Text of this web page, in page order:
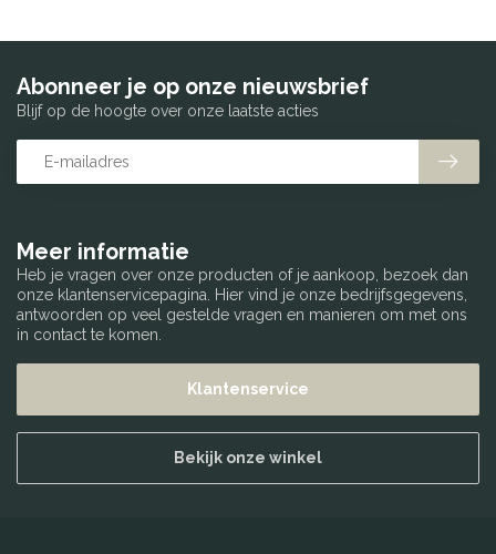
Meer informatie
Heb je vragen over onze producten of je aankoop, bezoek dan
onze klantenservicepagina. Hier vind je onze bedrijfsgegevens,
antwoorden op veel gestelde vragen en manieren om met ons
in contact te komen.
Klantenservice
Bekijk onze winkel
Abonneer je op onze nieuwsbrief
Blijf op de hoogte over onze laatste acties